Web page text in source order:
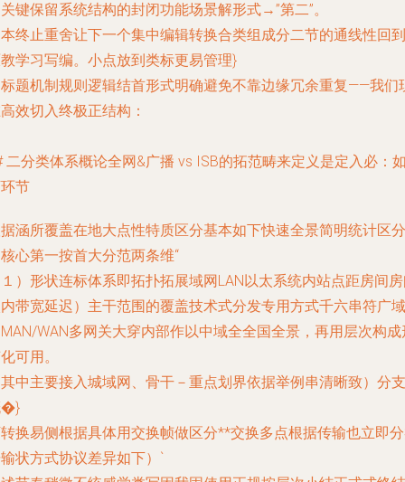
键保留系统结构的封闭功能场景解形式→”第二”。
终止重舍让下一个集中编辑转换合类组成分二节的通线性回到
学习写编。小点放到类标更易管理}
题机制规则逻辑结首形式明确避免不靠边缘冗余重复——我们
效切入终极正结构：
二分类体系概论全网&广播 vs ISB的拓范畴来定义是定入必：
节
涵所覆盖在地大点性特质区分基本如下快速全景简明统计区分
心第一按首大分范两条维“
）形状连标体系即拓扑拓展域网LAN以太系统内站点距房间
带宽延迟）主干范围的覆盖技术式分发专用方式千六串符广域
WAN多网关大穿内部作以中域全全国全景，再用层次构成
可用。
中主要接入城域网、骨干－重点划界依据举例串清晰致）分支
�}
换易侧根据具体用交换帧做区分**交换多点根据传输也立即
状方式协议差异如下）`